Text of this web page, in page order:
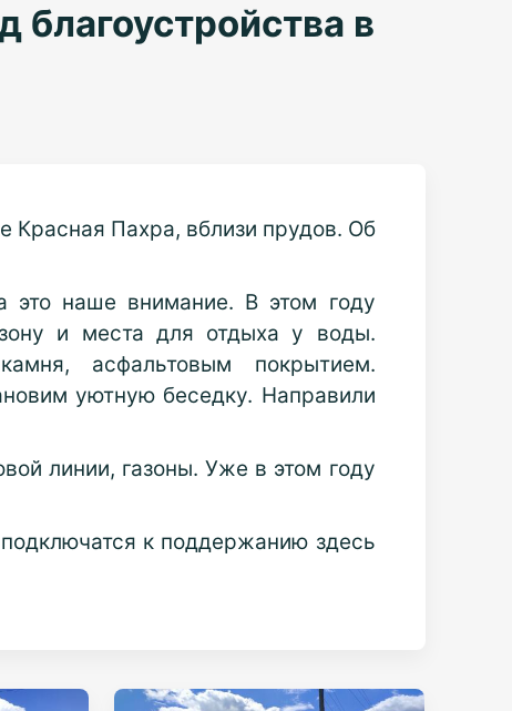
благоустройства в
Красная Пахра, вблизи прудов. Об
это наше внимание. В этом году
зону и места для отдыха у воды.
асфальтовым покрытием.
уютную беседку. Направили
линии, газоны. Уже в этом году
к поддержанию здесь